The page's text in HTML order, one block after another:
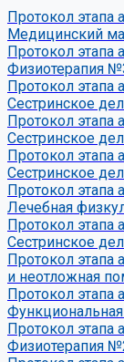
Протокол этапа
Медицинский
Протокол этапа
Физиотерапия
Протокол этапа
Сестринское
Протокол этапа
Сестринское
Протокол этапа
Сестринское
Протокол этапа
Лечебная
Протокол этапа
Сестринское
Протокол этапа
и неотложная
Протокол этапа
Протокол этапа
Физиотерапия